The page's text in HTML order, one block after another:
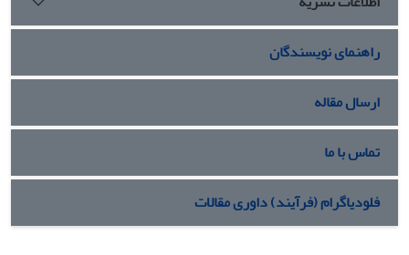
راهنمای نویسندگان
ارسال مقاله
تماس با ما
فلودیاگرام (فرآیند) داوری مقالات